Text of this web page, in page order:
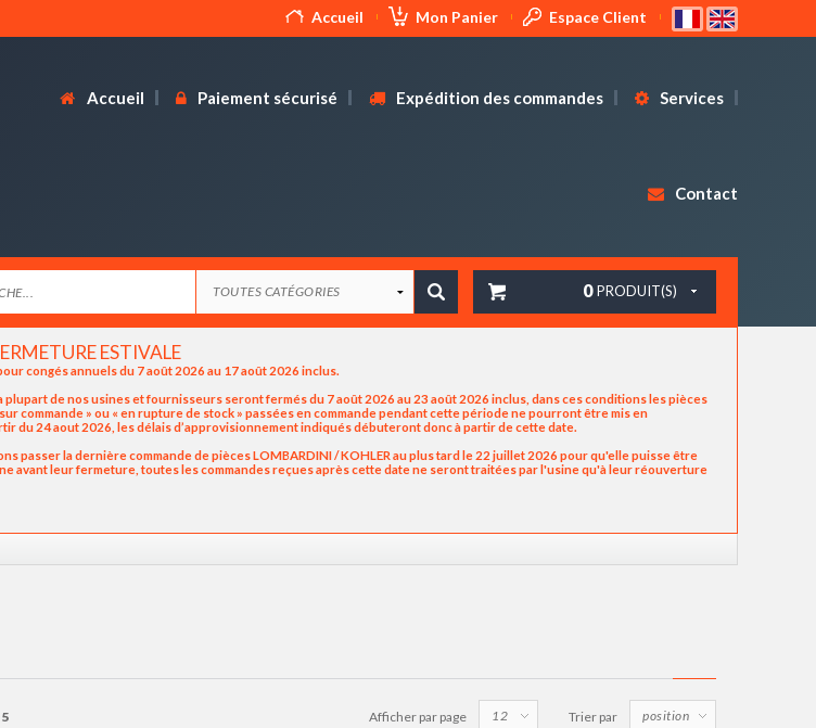
Accueil Mon Panier Espace Client
Accueil Paiement sécurisé Expédition des commandes Services
Contact
0 PRODUIT(S)
ESTIVALE
congés annuels du 7 août 2026 au 17 août 2026 inclus.
plupart de nos usines et fournisseurs seront fermés du 7 août 2026 au 23 août 2026 inclus, dans ces conditions les pièces
commande » ou « en rupture de stock » passées en commande pendant cette période ne pourront être mis en
du 24 aout 2026, les délais d’approvisionnement indiqués débuteront donc à partir de cette date.
passer la dernière commande de pièces LOMBARDINI / KOHLER au plus tard le 22 juillet 2026 pour qu'elle puisse être
avant leur fermeture, toutes les commandes reçues après cette date ne seront traitées par l'usine qu'à leur réouverture
5 Afficher par page Trier par